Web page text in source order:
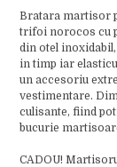
Bratara martisor
trifoi norocos cu
din otel
in timp iar
un accesoriu
vestimentare.
culisante, fiind
bucurie
CADOU!